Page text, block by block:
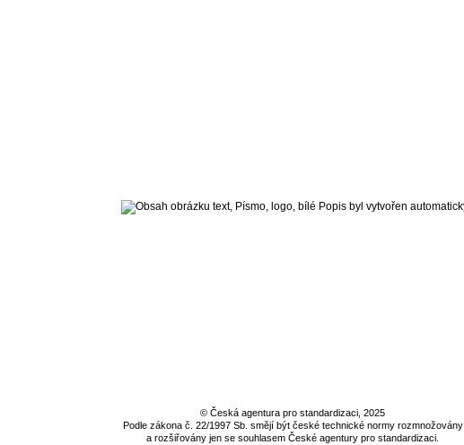
© Česká agentura pro standardizaci , 2025
Podle zákona č. 22/1997 Sb. smějí být české technické normy rozmnožovány
a rozšiřovány jen se souhlasem České agentury pro standardizaci